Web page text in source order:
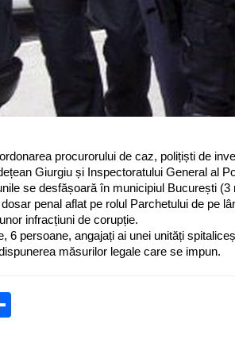
procurorului de caz, polițiști de
Giurgiu și Inspectoratului General al
se desfășoară în municipiul București
penal aflat pe rolul Parchetului de pe
infracțiuni de corupție.
6 persoane, angajați ai unei unități
măsurilor legale care se impun.